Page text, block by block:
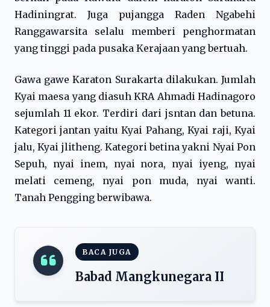
Hadiningrat. Juga pujangga Raden Ngabehi
Ranggawarsita selalu memberi penghormatan
yang tinggi pada pusaka Kerajaan yang bertuah.
Gawa gawe Karaton Surakarta dilakukan. Jumlah
Kyai maesa yang diasuh KRA Ahmadi Hadinagoro
sejumlah 11 ekor. Terdiri dari jsntan dan betuna.
Kategori jantan yaitu Kyai Pahang, Kyai raji, Kyai
jalu, Kyai jlitheng. Kategori betina yakni Nyai Pon
Sepuh, nyai inem, nyai nora, nyai iyeng, nyai
melati cemeng, nyai pon muda, nyai wanti.
Tanah Pengging berwibawa.
BACA JUGA
Babad Mangkunegara II